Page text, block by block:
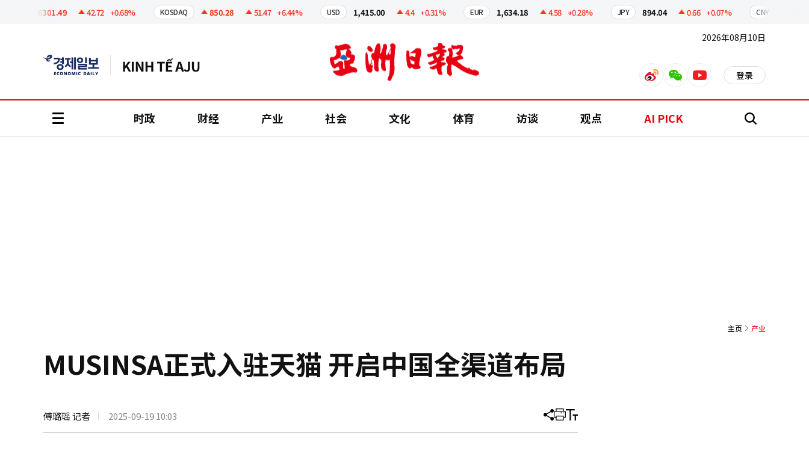
6301.49 42.72 +0.68% KOSDAQ 850.28 51.47 +6.44% USD 1,415.00 4.4 +0.31% EUR 1,634.18 4.58 +0.28% JPY 894.04 0.66 +0.07% CNY 209.74
2026年08月10日
weiboweixinyoutube 登录
时政 财经 产业 社会 文化 体育 访谈 观点 AI PICK 搜
主页 产业
MUSINSA正式入驻天猫 开启中国全渠道布局
傅璐瑶 记者 2025-09-19 10:03 分
文
打 调
大